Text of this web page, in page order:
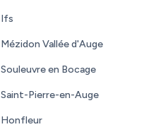
Ifs
Mézidon Vallée d'Auge
Souleuvre en Bocage
Saint-Pierre-en-Auge
Honfleur